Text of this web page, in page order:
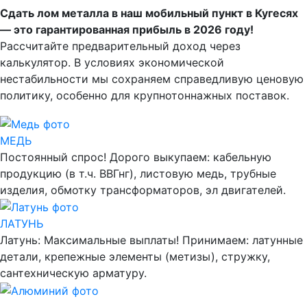
Сдать лом металла в наш мобильный пункт в Кугесях
— это гарантированная прибыль в 2026 году!
Рассчитайте предварительный доход через
калькулятор. В условиях экономической
нестабильности мы сохраняем справедливую ценовую
политику, особенно для крупнотоннажных поставок.
МЕДЬ
Постоянный спрос! Дорого выкупаем: кабельную
продукцию (в т.ч. ВВГнг), листовую медь, трубные
изделия, обмотку трансформаторов, эл двигателей.
ЛАТУНЬ
Латунь: Максимальные выплаты! Принимаем: латунные
детали, крепежные элементы (метизы), стружку,
сантехническую арматуру.